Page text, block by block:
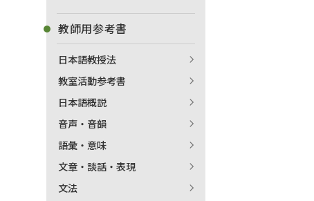
教師用参考書
日本語教授法
教室活動参考書
日本語概説
音声・音韻
語彙・意味
文章・談話・表現
文法